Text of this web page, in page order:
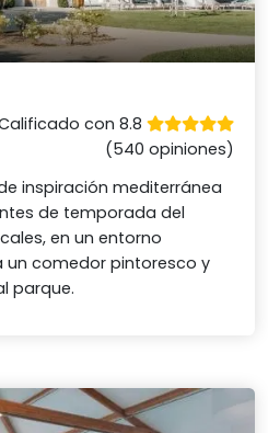
con 8.8
(540 opiniones)
inspiración mediterránea
de temporada del
en un entorno
comedor pintoresco y
parque.